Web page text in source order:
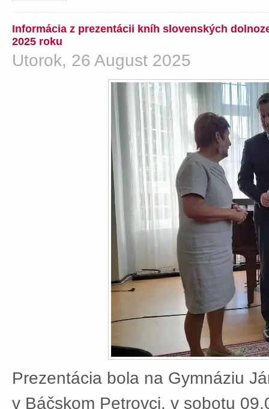
Informácia z prezentácii kníh slovenských
2025 roku
Utorok, 26 August 2025
Prezentácia bola na Gymnáziu
v Báčskom Petrovci, v sobotu